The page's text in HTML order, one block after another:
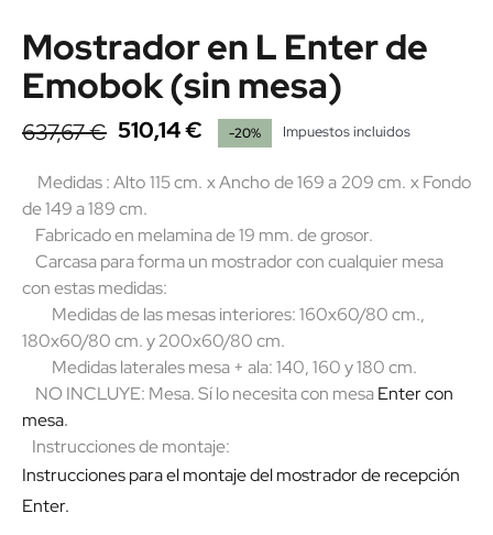
Mostrador en L Enter de
Emobok (sin mesa)
637,67 € 510,14 € -20% Impuestos incluidos
Medidas : Alto 115 cm. x Ancho de 169 a 209 cm. x Fondo
de 149 a 189 cm.
Fabricado en melamina de 19 mm. de grosor.
Carcasa para forma un mostrador con cualquier mesa
con estas medidas:
Medidas de las mesas interiores: 160x60/80 cm.,
180x60/80 cm. y 200x60/80 cm.
Medidas laterales mesa + ala: 140, 160 y 180 cm.
NO INCLUYE: Mesa. Sí lo necesita con mesaEnter con
mesa.
Instrucciones de montaje:
Instrucciones para el montaje del mostrador de recepción
Enter.